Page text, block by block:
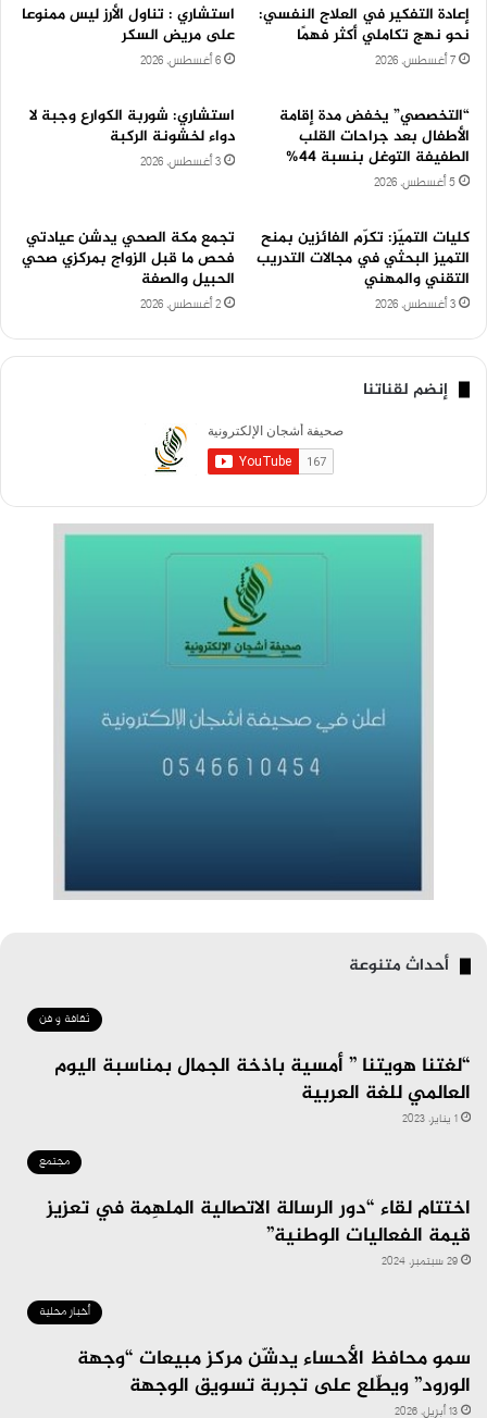
إعادة التفكير في العلاج النفسي:
نحو نهج تكاملي أكثر فهمًا
7 أغسطس، 2026
استشاري : تناول الأرز ليس ممنوعا
على مريض السكر
6 أغسطس، 2026
“التخصصي” يخفض مدة إقامة
الأطفال بعد جراحات القلب
الطفيفة التوغل بنسبة 44%
5 أغسطس، 2026
استشاري: شوربة الكوارع وجبة لا
دواء لخشونة الركبة
3 أغسطس، 2026
كليات التميّز: تكرّم الفائزين بمنح
التميز البحثي في مجالات التدريب
التقني والمهني
3 أغسطس، 2026
تجمع مكة الصحي يدشن عيادتي
فحص ما قبل الزواج بمركزي صحي
الحبيل والصفة
2 أغسطس، 2026
إنضم لقناتنا
أحداث متنوعة
ثقافة و فن
“لغتنا هويتنا ” أمسية باذخة الجمال بمناسبة اليوم
العالمي للغة العربية
1 يناير، 2023
مجتمع
اختتام لقاء “دور الرسالة الاتصالية الملهِمة في تعزيز
قيمة الفعاليات الوطنية”
29 سبتمبر، 2024
أخبار محلية
سمو محافظ الأحساء يدشّن مركز مبيعات “وجهة
الورود” ويطّلع على تجربة تسويق الوجهة
13 أبريل، 2026